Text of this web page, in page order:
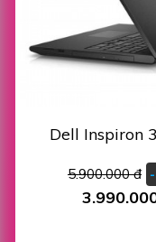
Dell Inspiron
5.900.000 đ